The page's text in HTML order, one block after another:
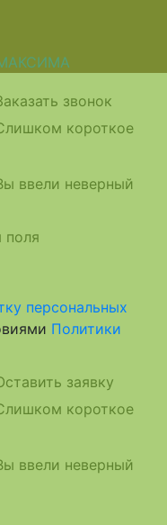
МАКСИМА
звонок
короткое
ввели неверный
поля
персональных
Политики
заявку
короткое
ввели неверный